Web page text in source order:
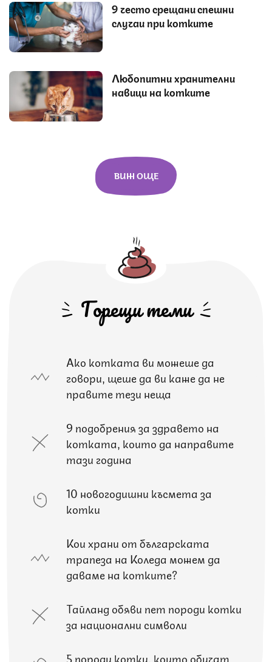
9 често срещани спешни
случаи при котките
Любопитни хранителни
навици на котките
ВИЖ ОЩЕ
Горещи теми
Ако котката ви можеше да
говори, щеше да ви каже да не
правите тези неща
9 подобрения за здравето на
котката, които да направите
тази година
10 новогодишни късмета за
котки
Кои храни от българската
трапеза на Коледа можем да
даваме на котките?
Тайланд обяви пет породи котки
за национални символи
5 породи котки, които обичат